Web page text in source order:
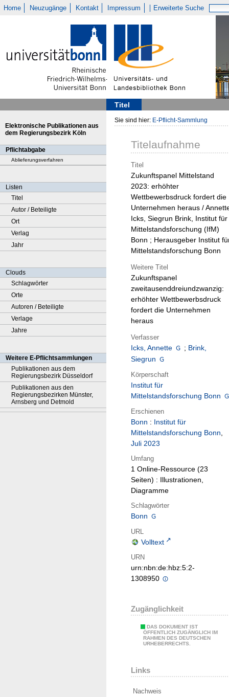
Home Neuzugänge Kontakt Impressum Erweiterte Suche
Titel
Elektronische Publikationen aus
dem Regierungsbezirk Köln
Pflichtabgabe
Ablieferungsverfahren
Listen
Titel
Autor / Beteiligte
Ort
Verlag
Jahr
Clouds
Schlagwörter
Orte
Autoren / Beteiligte
Verlage
Jahre
Weitere E-Pflichtsammlungen
Publikationen aus dem
Regierungsbezirk Düsseldorf
Publikationen aus den
Regierungsbezirken Münster,
Arnsberg und Detmold
Sie sind hier: E-Pflicht-Sammlung
Titelaufnahme
Titel
Zukunftspanel Mittelstand
2023: erhöhter
Wettbewerbsdruck fordert die
Unternehmen heraus /
Icks, Siegrun Brink, Institut für
Mittelstandsforschung (IfM)
Bonn ; Herausgeber Institut
Mittelstandsforschung Bonn
Weitere Titel
Zukunftspanel
zweitausenddreiundzwanzig:
erhöhter Wettbewerbsdruck
fordert die Unternehmen
heraus
Verfasser
Icks, Annette ; Brink,
Siegrun
Körperschaft
Institut für
Mittelstandsforschung Bonn
Erschienen
Bonn : Institut für
Mittelstandsforschung Bonn,
Juli 2023
Umfang
1 Online-Ressource (23
Seiten) : Illustrationen,
Diagramme
Schlagwörter
Bonn
URL
Volltext
URN
urn:nbn:de:hbz:5:2-
1308950
Zugänglichkeit
DAS DOKUMENT IST
ÖFFENTLICH ZUGÄNGLICH IM
RAHMEN DES DEUTSCHEN
URHEBERRECHTS.
Links
Nachweis